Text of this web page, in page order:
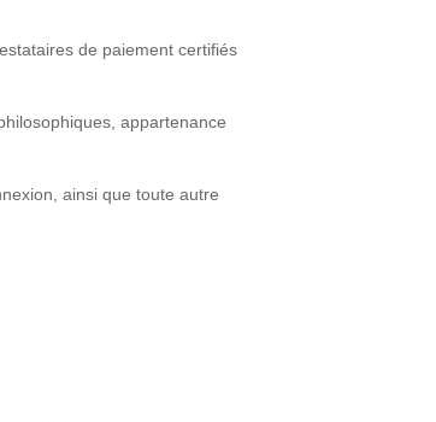
de paiement certifiés
appartenance
ainsi que toute autre